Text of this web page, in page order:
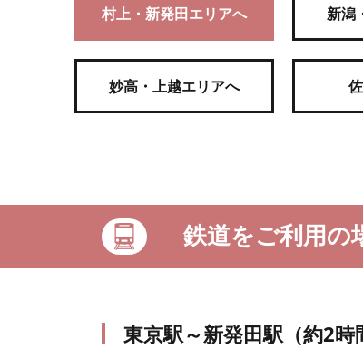
村上・新発田エリアへ 新潟
妙高・上越エリアへ
鉄道をご利用の
東京駅～新発田駅（約2時